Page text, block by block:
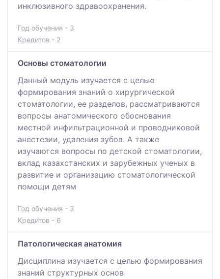
инклюзивного здравоохранения.
Год обучения - 3
Кредитов - 2
Основы стоматологии
Данный модуль изучается с целью
формирования знаний о хирургической
стоматологии, ее разделов, рассматриваются
вопросы анатомического обоснования
местной инфильтрационной и проводниковой
анестезии, удаления зубов. А также
изучаются вопросы по детской стоматологии,
вклад казахстанских и зарубежных ученых в
развитие и организацию стоматологической
помощи детям
Год обучения - 3
Кредитов - 6
Патологическая анатомия
Дисциплина изучается с целью формирования
знаний структурных основ